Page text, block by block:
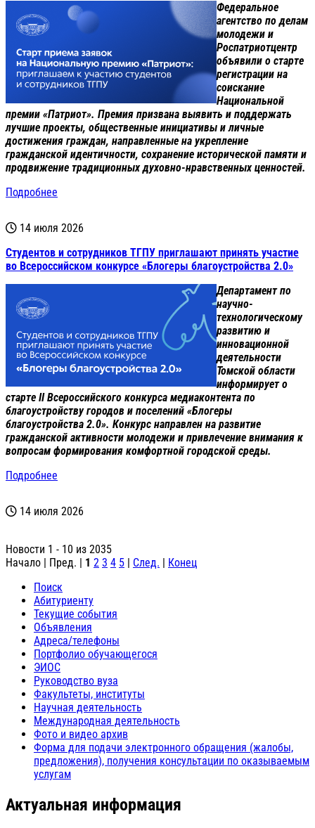
Федеральное
агентство по делам
молодежи и
Роспатриотцентр
объявили о старте
регистрации на
соискание
Национальной
премии «Патриот». Премия призвана выявить и поддержать
лучшие проекты, общественные инициативы и личные
достижения граждан, направленные на укрепление
гражданской идентичности, сохранение исторической памяти и
продвижение традиционных духовно-нравственных ценностей.
Подробнее
14 июля 2026
Студентов и сотрудников ТГПУ приглашают принять участие
во Всероссийском конкурсе «Блогеры благоустройства 2.0»
Департамент по
научно-
технологическому
развитию и
инновационной
деятельности
Томской области
информирует о
старте II Всероссийского конкурса медиаконтента по
благоустройству городов и поселений «Блогеры
благоустройства 2.0». Конкурс направлен на развитие
гражданской активности молодежи и привлечение внимания к
вопросам формирования комфортной городской среды.
Подробнее
14 июля 2026
Новости 1 - 10 из 2035
Начало | Пред. | 1 2 3 4 5 След.
Конец
Поиск
Абитуриенту
Текущие события
Объявления
Адреса/телефоны
Портфолио обучающегося
ЭИОС
Руководство вуза
Факультеты, институты
Научная деятельность
Международная деятельность
Фото и видео архив
Форма для подачи электронного обращения (жалобы,
предложения), получения консультации по оказываемым
услугам
Актуальная информация